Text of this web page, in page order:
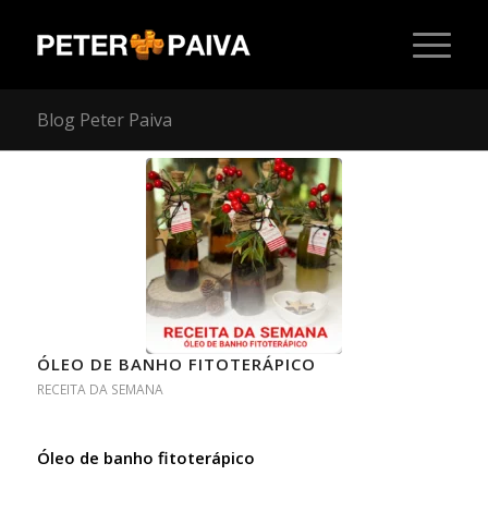
Blog Peter Paiva
ÓLEO DE BANHO FITOTERÁPICO
RECEITA DA SEMANA
Óleo de banho fitoterápico